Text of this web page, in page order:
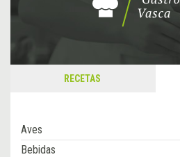
RECETAS
Aves
Bebidas